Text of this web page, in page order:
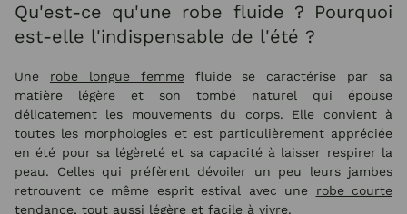
Qu'est-ce qu'une robe fluide ? Pourquoi
est-elle l'indispensable de l'été ?
Une robe longue femmefluide se caractérise par sa
matière légère et son tombé naturel qui épouse
délicatement les mouvements du corps. Elle convient à
toutes les morphologies et est particulièrement appréciée
en été pour sa légèreté et sa capacité à laisser respirer la
peau. Celles qui préfèrent dévoiler un peu leurs jambes
retrouvent ce même esprit estival avec une robe courte
tendance, tout aussi légère et facile à vivre.